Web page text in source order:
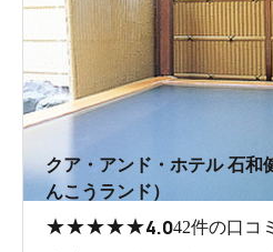
クア・アンド・ホテル 石和
んこうランド）
★★★★★4.042件の口コミ